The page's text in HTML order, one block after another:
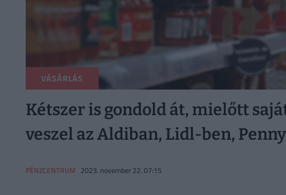
VÁSÁRLÁS
Kétszer is gondold át, mielőtt
veszel az Aldiban, Lidl-ben,
PÉNZCENTRUM 2023. november 22. 07:15